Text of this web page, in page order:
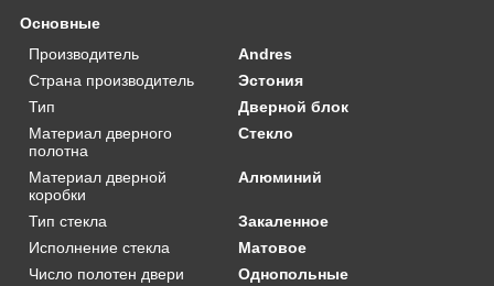
Основные
Производитель
Andres
Страна производитель
Эстония
Тип
Дверной блок
Материал дверного
полотна
Стекло
Материал дверной
коробки
Алюминий
Тип стекла
Закаленное
Исполнение стекла
Матовое
Число полотен двери
Однопольные